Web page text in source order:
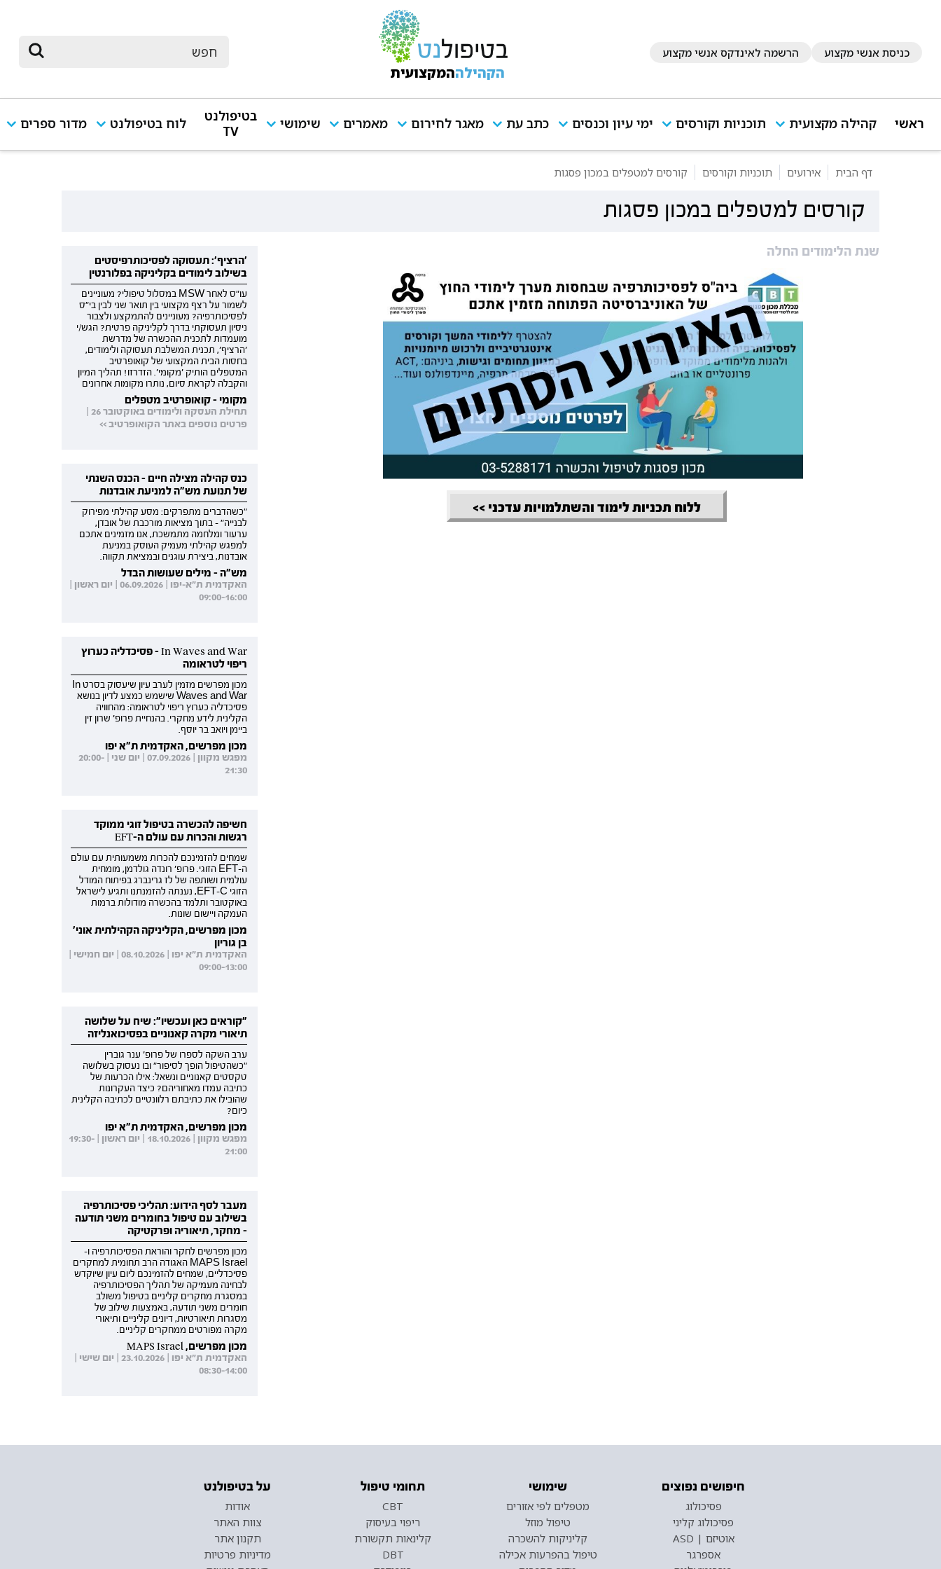
כניסת אנשי מקצוע הרשמה לאינדקס אנשי מקצוע
הקהילההמקצועית
ראשי קהילה מקצועית תוכניות וקורסים ימי עיון וכנסים כתב עת מאגר לחירום מאמרים שימושי
בטיפולנט
TV
לוח בטיפולנט מדור ספרים
דף הבית אירועים תוכניות וקורסים קורסים למטפלים במכון פסגות
קורסים למטפלים במכון פסגות
שנת הלימודים החלה
ללוח תכניות לימוד והשתלמויות עדכני >>
'הרציף': תעסוקה לפסיכותרפיסטים
בשילוב לימודים בקליניקה בפלורנטין
עו"ס לאחר MSW במסלול טיפולי? מעוניינים
לשמור על רצף מקצועי בין תואר שני לבין בי"ס
לפסיכותרפיה? מעוניינים להתמקצע ולצבור
ניסיון תעסוקתי בדרך לקליניקה פרטית? הגש/י
מועמדות לתכנית ההכשרה של מדרשת
'הרציף', תכנית המשלבת תעסוקה ולימודים,
בחסות הבית המקצועי של קואופרטיב
המטפלים הותיק 'מקומי'. הזדרזו! תהליך המיון
והקבלה לקראת סיום, נותרו מקומות אחרונים
מקומי - קואופרטיב מטפלים
תחילת העסקה ולימודים באוקטובר 26 |
פרטים נוספים באתר הקואופרטיב >>
כנס קהילה מצילה חיים - הכנס השנתי
של תנועת מש"ה למניעת אובדנות
"כשהדברים מתפרקים: מסע קהילתי מפירוק
לבנייה" - בתוך מציאות מורכבת של אובדן,
ערעור ומלחמה מתמשכת, אנו מזמינים אתכם
למפגש קהילתי מעמיק העוסק במניעת
אובדנות, ביצירת עוגנים ובמציאת תקווה.
מש"ה - מילים שעושות הבדל
האקדמית ת"א-יפו | 06.09.2026 | יום ראשון |
09:00-16:00
In Waves and War - פסיכדליה כערוץ
ריפוי לטראומה
מכון מפרשים מזמין לערב עיון שיעסוק בסרט In
Waves and War שישמש כמצע לדיון בנושא
פסיכדליה כערוץ ריפוי לטראומה: מהחוויה
הקלינית לידע מחקרי. בהנחיית פרופ' שרון זין
ביימן ויואב בר יוסף.
מכון מפרשים, האקדמית ת"א יפו
מפגש מקוון | 07.09.2026 | יום שני | 20:00-
21:30
חשיפה להכשרה בטיפול זוגי ממוקד
רגשות והכרות עם עולם ה-EFT
שמחים להזמינכם להכרות משמעותית עם עולם
ה-EFT הזוגי. פרופ' רונדה גולדמן, מומחית
עולמית ושותפה של לז גרינברג בפיתוח המודל
הזוגי EFT-C, נענתה להזמנתנו ותגיע לישראל
באוקטובר ותלמד בהכשרה מודולות ברמות
העמקה ויישום שונות.
מכון מפרשים, הקליניקה הקהילתית אוני'
בן גוריון
האקדמית ת"א יפו | 08.10.2026 | יום חמישי |
09:00-13:00
"קוראים כאן ועכשיו": שיח על שלושה
תיאורי מקרה קאנוניים בפסיכואנליזה
ערב השקה לספרו של פרופ' ענר גוברין
"כשהטיפול הופך לסיפור" ובו נעסוק בשלושה
טקסטים קאנוניים ונשאל: אילו הכרעות של
כתיבה עמדו מאחוריהם? כיצד העקרונות
שהובילו את כתיבתם רלוונטיים לכתיבה הקלינית
כיום?
מכון מפרשים, האקדמית ת"א יפו
מפגש מקוון | 18.10.2026 | יום ראשון | 19:30-
21:00
מעבר לסף הידוע: תהליכי פסיכותרפיה
בשילוב עם טיפול בחומרים משני תודעה
- מחקר, תיאוריה ופרקטיקה
מכון מפרשים לחקר והוראת הפסיכותרפיה ו-
MAPS Israel האגודה הרב תחומית למחקרים
פסיכדליים, שמחים להזמינכם ליום עיון שיוקדש
לבחינה מעמיקה של תהליך הפסיכותרפיה
במסגרת מחקרים קליניים בטיפול משולב
חומרים משני תודעה, באמצעות שילוב של
מסגרות תיאורטיות, דיונים קליניים ותיאורי
מקרה מפורטים ממחקרים קליניים.
מכון מפרשים, MAPS Israel
האקדמית ת"א יפו | 23.10.2026 | יום שישי |
08:30-14:00
חיפושים נפוצים
פסיכולוג
פסיכולוג קליני
אוטיזם | ASD
אספרגר
שימושי
מטפלים לפי אזורים
טיפול מוזל
קליניקות להשכרה
טיפול בהפרעות אכילה
תחומי טיפול
CBT
ריפוי בעיסוק
קלינאות תקשורת
DBT
על בטיפולנט
אודות
צוות האתר
תקנון אתר
מדיניות פרטיות